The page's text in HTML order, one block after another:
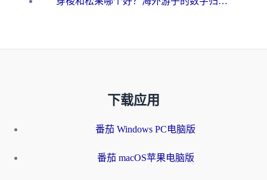
下载应用
番茄 Windows PC电脑版
番茄 macOS苹果电脑版